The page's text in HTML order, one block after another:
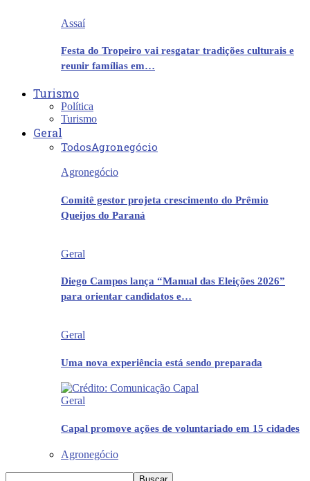
Assaí
Festa do Tropeiro vai resgatar tradições culturais e
reunir famílias em…
Turismo
Política
Turismo
Geral
TodosAgronegócio
Agronegócio
Comitê gestor projeta crescimento do Prêmio
Queijos do Paraná
Geral
Diego Campos lança “Manual das Eleições 2026”
para orientar candidatos e…
Geral
Uma nova experiência está sendo preparada
Geral
Capal promove ações de voluntariado em 15 cidades
Agronegócio